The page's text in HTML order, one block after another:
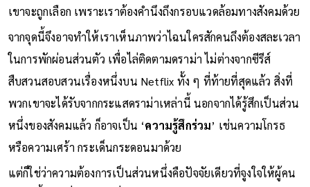
เขาจะถูกเลือก เพราะเราต้องคำนึงถึงกรอบแวดล้อมทางสังคมด้วย
จากจุดนี้จึงอาจทำให้เราเห็นภาพว่าไฉนใครสักคนถึงต้องสละเวลา
ในการพักผ่อนส่วนตัว เพื่อไล่ติดตามดราม่า ไม่ต่างจากซีรีส์
สืบสวนสอบสวนเรื่องหนึ่งบน Netflix ทั้ง ๆ ที่ท้ายที่สุดแล้ว สิ่งที่
พวกเขาจะได้รับจากกระแสดราม่าเหล่านี้ นอกจากได้รู้สึกเป็นส่วน
หนึ่งของสังคมแล้ว ก็อาจเป็น ‘ความรู้สึกร่วม’ เช่นความโกรธ
หรือความเศร้า กระเด็นกระดอนมาด้วย
แต่ก็ใช่ว่าความต้องการเป็นส่วนหนึ่งคือปัจจัยเดียวที่จูงใจให้ผู้คน